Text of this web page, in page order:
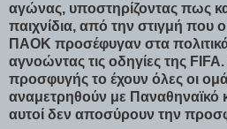
αγώνας, υποστηρίζοντας πως
παιχνίδια, από την στιγμή που
ΠΑΟΚ προσέφυγαν στα
αγνοώντας τις οδηγίες της
προσφυγής το έχουν όλες οι
αναμετρηθούν με
αυτοί δεν αποσύρουν την